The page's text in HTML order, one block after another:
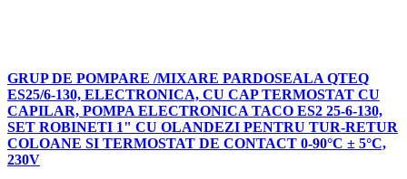
GRUP DE POMPARE /MIXARE PARDOSEALA QTEQ
ES25/6-130, ELECTRONICA, CU CAP TERMOSTAT CU
CAPILAR, POMPA ELECTRONICA TACO ES2 25-6-130,
SET ROBINETI 1" CU OLANDEZI PENTRU TUR-RETUR
COLOANE SI TERMOSTAT DE CONTACT 0-90°C ± 5°C,
230V